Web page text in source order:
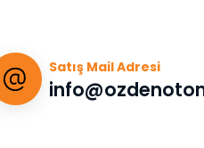
Satış Mail Adresi